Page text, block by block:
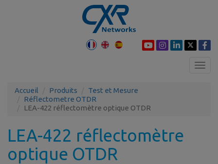
Accueil Produits
Test et Mesure
Réflectometre OTDR
LEA-422 réflectomètre optique OTDR
LEA-422 réflectomètre
optique OTDR